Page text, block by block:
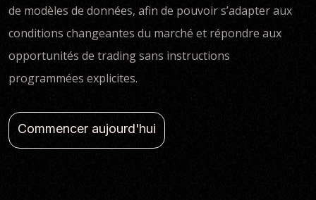
de modèles de données, afin de pouvoir s’adapter aux
conditions changeantes du marché et répondre aux
opportunités de trading sans instructions
programmées explicites.
Commencer aujourd'hui